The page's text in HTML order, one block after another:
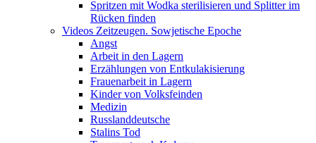
Spritzen mit Wodka sterilisieren und Splitter im
Rücken finden
Videos Zeitzeugen. Sowjetische Epoche
Angst
Arbeit in den Lagern
Erzählungen von Entkulakisierung
Frauenarbeit in Lagern
Kinder von Volksfeinden
Medizin
Russlanddeutsche
Stalins Tod